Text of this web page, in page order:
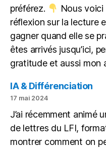
préférez.
Nous
réflexion sur la lecture
gagner quand elle se
êtes arrivés jusqu’ici,
gratitude et aussi mon
IA & Différenciation
17 mai 2024
J’ai récemment animé
de lettres du LFI,
montrer comment on